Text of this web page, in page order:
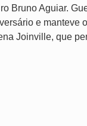
Bruno Aguiar.
e manteve
Joinville, que